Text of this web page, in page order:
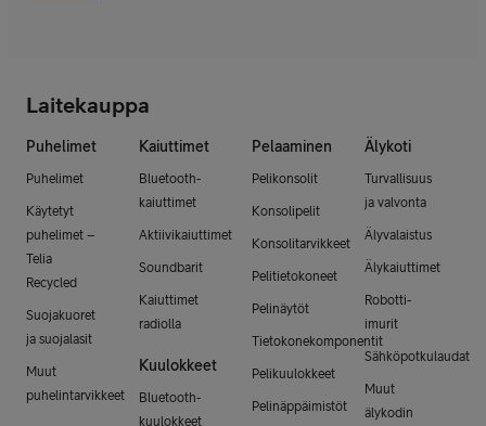
Laitekauppa
Puhelimet
Puhelimet
Käytetyt
puhelimet –
Telia
Recycled
Suojakuoret
ja suojalasit
Muut
puhelintarvikkeet
Kaiuttimet
Bluetooth-
kaiuttimet
Aktiivikaiuttimet
Soundbarit
Kaiuttimet
radiolla
Kuulokkeet
Bluetooth-
kuulokkeet
Pelaaminen
Pelikonsolit
Konsolipelit
Konsolitarvikkeet
Pelitietokoneet
Pelinäytöt
Tietokonekomponentit
Pelikuulokkeet
Pelinäppäimistöt
Älykoti
Turvallisuus
ja valvonta
Älyvalaistus
Älykaiuttimet
Robotti-
imurit
Sähköpotkulaudat
Muut
älykodin